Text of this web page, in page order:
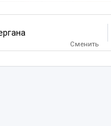
Сменить